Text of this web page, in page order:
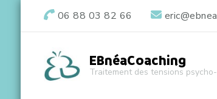
06 88 03 82 66
EBnéaCoaching
Traitement des tensions